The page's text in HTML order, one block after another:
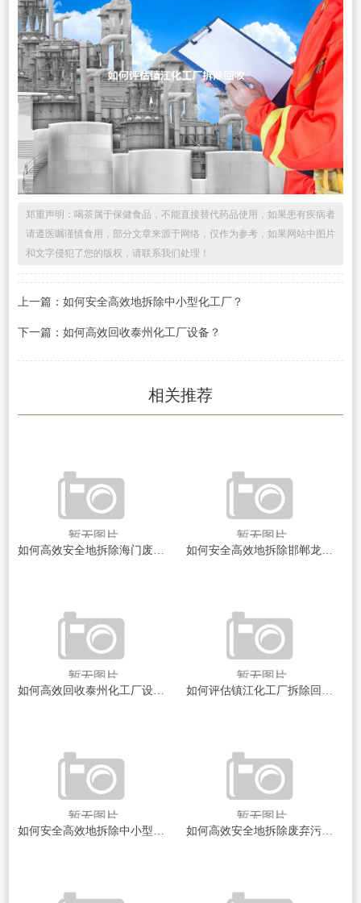
郑重声明：喝茶属于保健食品，不能直接替代药品使用，如果患有疾病者
请遵医嘱谨慎食用，部分文章来源于网络，仅作为参考，如果网站中图片
和文字侵犯了您的版权，请联系我们处理！
上一篇：如何安全高效地拆除中小型化工厂？
下一篇：如何高效回收泰州化工厂设备？
相关推荐
如何高效回收泰州化工厂设备？
如何高效安全地拆除废弃污水管道？